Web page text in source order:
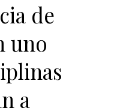
de
uno
a